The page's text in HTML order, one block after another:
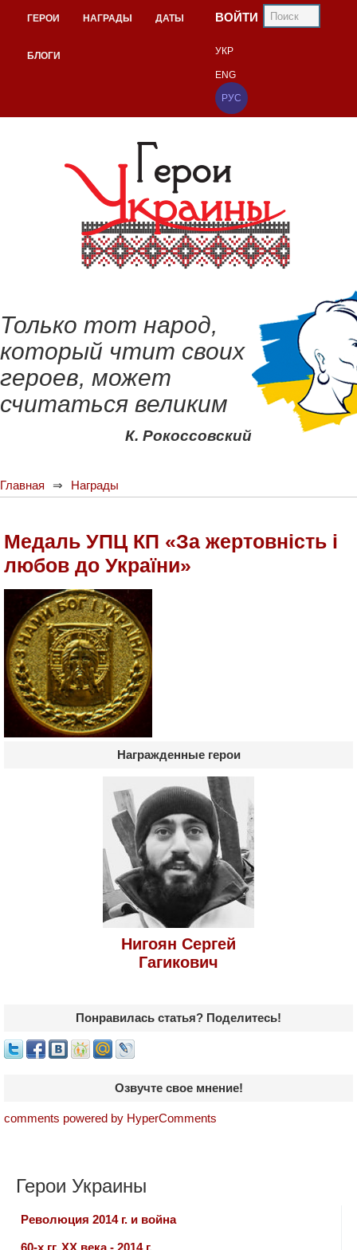
ГЕРОИ НАГРАДЫ ДАТЫ
БЛОГИ
ВОЙТИ
УКР
ENG
РУС
Только тот народ,
который чтит своих
героев, может
считаться великим
К. Рокоссовский
Главная Награды
Медаль УПЦ КП «За жертовність і
любов до України»
Награжденные герои
Нигоян Сергей
Гагикович
Понравилась статья? Поделитесь!
Озвучте свое мнение!
comments powered by HyperComments
Герои Украины
Революция 2014 г. и война
60-х гг. ХХ века - 2014 г.